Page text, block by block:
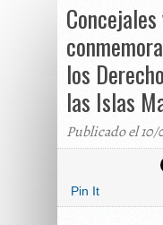
los
las Islas
Publicado el 10/
Pin It